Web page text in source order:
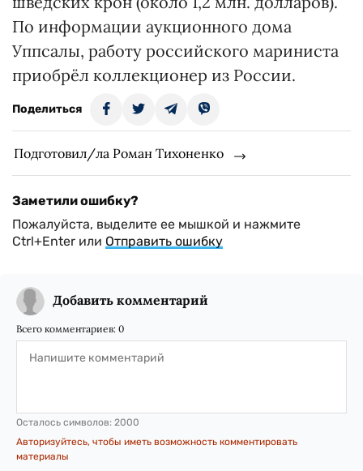
По информации аукционного дома
Уппсалы, работу российского мариниста
приобрёл коллекционер из России.
Поделиться
Подготовил/ла Роман Тихоненко
Заметили ошибку?
Пожалуйста, выделите ее мышкой и нажмите
Ctrl+Enter или Отправить ошибку
Добавить комментарий
Всего комментариев: 0
Осталось символов: 2000
Авторизуйтесь, чтобы иметь возможность комментировать
материалы